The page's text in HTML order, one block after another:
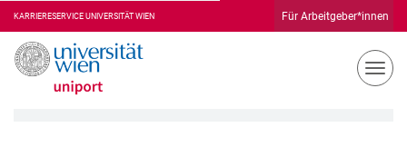
KARRIERESERVICE Für Arbeitgeber*innen
N